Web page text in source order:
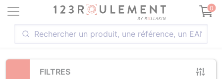
0
FILTRES
Loading...